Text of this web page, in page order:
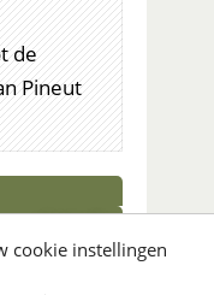
cookie instellingen
de
Pineut
show all >